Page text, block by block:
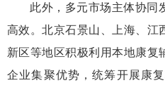
此外，多元市场主体协同
高效。北京石景山、上海、江
新区等地区积极利用本地康复
企业集聚优势，统筹开展康